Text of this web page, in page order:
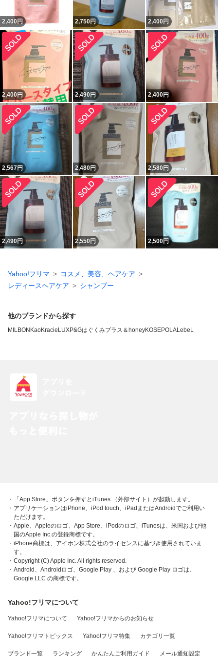
2,400円 2,750円 2,400円
2,400円 2,490円 2,400円
2,567円 2,480円 2,580円
2,490円 2,550円 2,500円
Yahoo!フリマ
コスメ、美容、ヘアケア
レディースヘアケア
シャンプー
他のブランドから探す
MILBON KaoKracie LUXP&Gはぐくみプラス ＆honeyKOSEPOLALebeL
・「App Store」ボタンを押すとiTunes （外部サイト）が起動します。
・アプリケーションはiPhone、iPod touch、iPadまたはAndroidでご利用い
ただけます。
・Apple、Appleのロゴ、App Store、iPodのロゴ、iTunesは、米国および他
国のApple Inc.の登録商標です。
・iPhone商標は、アイホン株式会社のライセンスに基づき使用されていま
す。
・Copyright (C) Apple Inc. All rights reserved.
・Android、Androidロゴ、Google Play 、および Google Play ロゴは、
Google LLC の商標です。
Yahoo!フリマについて
Yahoo!フリマについて Yahoo!フリマからのお知らせ
Yahoo!フリマトピックス Yahoo!フリマ特集 カテゴリ一覧
ブランド一覧 ランキング かんたんご利用ガイド メール通知設定